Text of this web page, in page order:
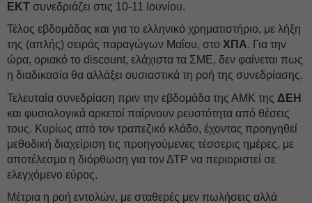
ΕΚΤ συνεδριάζει στις 10-11 Ιουνίου.
Τέλος εβδομάδας και για το ελληνικό χρηματιστήριο, με λήξη
της (απλής) σειράς παραγώγων Μαΐου, στο ΧΠΑ. Για την
ώρα, οριακό το discount, ελάχιστα τα ΣΜΕ, δεν φαίνεται πως
η διαδικασία θα αλλάξει ουσιαστικά τη ροή της συνεδρίασης.
Τελευταία συνεδρίαση πριν την εβδομάδα της ΑΜΚ της ΔΕΗ
και φυσιολογικά αρκετοί παίρνουν ρευστότητα από θέσεις
τους. Κυρίως από τον τραπεζικό κλάδο, έχοντας προηγηθεί
μεθοδική διαχείριση τις προηγούμενες τέσσερις ημέρες, με
αποτέλεσμα η διόρθωση για τον ΔΤΡ να περιοριστεί σε
ελεγχόμενο εύρος.
Μέτρια η ροή εντολών, με σταθερές μεν πωλήσεις αλλά